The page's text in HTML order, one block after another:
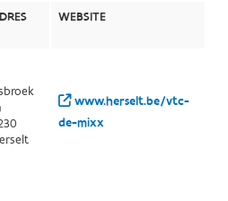
WEBSITE
www.herselt.be/vtc-
de-mixx